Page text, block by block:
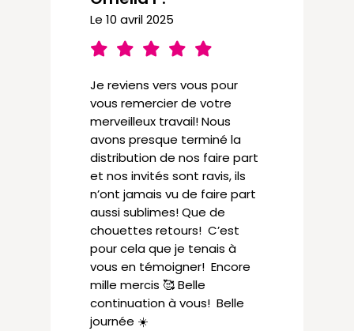
Le 10 avril 2025
Je reviens vers vous pour
vous remercier de votre
merveilleux travail! Nous
avons presque terminé la
distribution de nos faire part
et nos invités sont ravis, ils
n’ont jamais vu de faire part
aussi sublimes! Que de
chouettes retours! C’est
pour cela que je tenais à
vous en témoigner! Encore
mille mercis 🥰 Belle
continuation à vous! Belle
journée ☀️